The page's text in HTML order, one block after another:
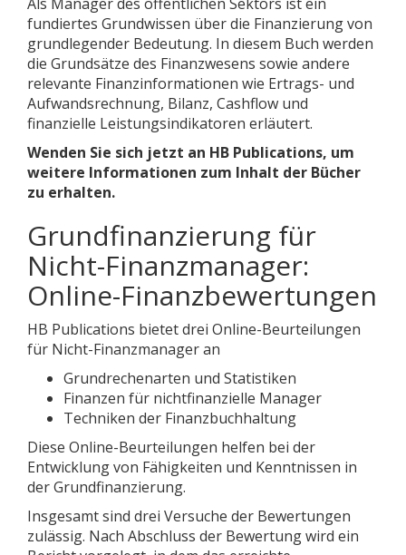
fundiertes Grundwissen über die Finanzierung von
grundlegender Bedeutung. In diesem Buch werden
die Grundsätze des Finanzwesens sowie andere
relevante Finanzinformationen wie Ertrags- und
Aufwandsrechnung, Bilanz, Cashflow und
finanzielle Leistungsindikatoren erläutert.
Wenden Sie sich jetzt an HB Publications, um
weitere Informationen zum Inhalt der Bücher
zu erhalten.
Grundfinanzierung für
Nicht-Finanzmanager:
Online-Finanzbewertungen
HB Publications bietet drei Online-Beurteilungen
für Nicht-Finanzmanager an
Grundrechenarten und Statistiken
Finanzen für nichtfinanzielle Manager
Techniken der Finanzbuchhaltung
Diese Online-Beurteilungen helfen bei der
Entwicklung von Fähigkeiten und Kenntnissen in
der Grundfinanzierung.
Insgesamt sind drei Versuche der Bewertungen
zulässig. Nach Abschluss der Bewertung wird ein